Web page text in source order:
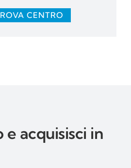
CENTRO
e acquisisci in